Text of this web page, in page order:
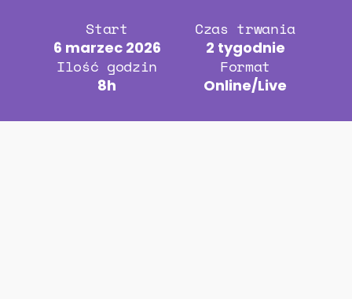
Start
6 marzec 2026
Czas trwania
2 tygodnie
Ilość godzin
8h
Format
Online/Live